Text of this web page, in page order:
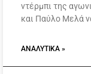
ντέρμπι της
και Παύλο Μελά
ΑΝΑΛΥΤΙΚΆ »